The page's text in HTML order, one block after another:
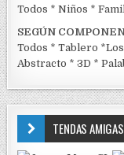
Todos *Niños *
SEGÚN
Todos *Tablero *
Abstracto *3D *
TENDAS AMIGAS